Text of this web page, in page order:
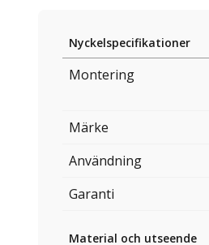
Nyckelspecifikationer
Montering
Märke
Användning
Garanti
Material och utseende